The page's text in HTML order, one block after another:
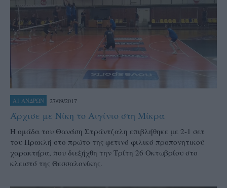
Α1 ΑΝΔΡΩΝ 27/09/2017
Άρχισε με Νίκη το Αιγίνιο στη Μίκρα
Η ομάδα του Θανάση Στράντζαλη επιβλήθηκε με 2-1 σετ
του Ηρακλή στο πρώτο της φετινό φιλικό προπονητικού
χαρακτήρα, που διεξήχθη την Τρίτη 26 Οκτωβρίου στο
κλειστό της Θεσσαλονίκης.